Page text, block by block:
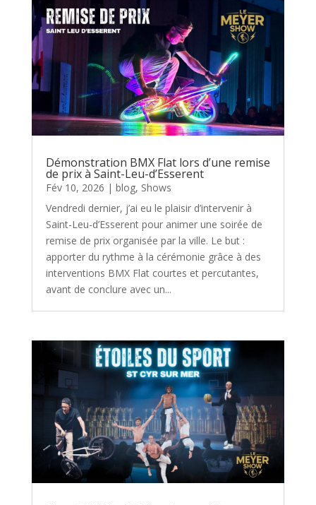
Démonstration BMX Flat lors d’une remise
de prix à Saint-Leu-d’Esserent
Fév 10, 2026 | blog, Shows
Vendredi dernier, j’ai eu le plaisir d’intervenir à
Saint-Leu-d’Esserent pour animer une soirée de
remise de prix organisée par la ville. Le but :
apporter du rythme à la cérémonie grâce à des
interventions BMX Flat courtes et percutantes,
avant de conclure avec un...